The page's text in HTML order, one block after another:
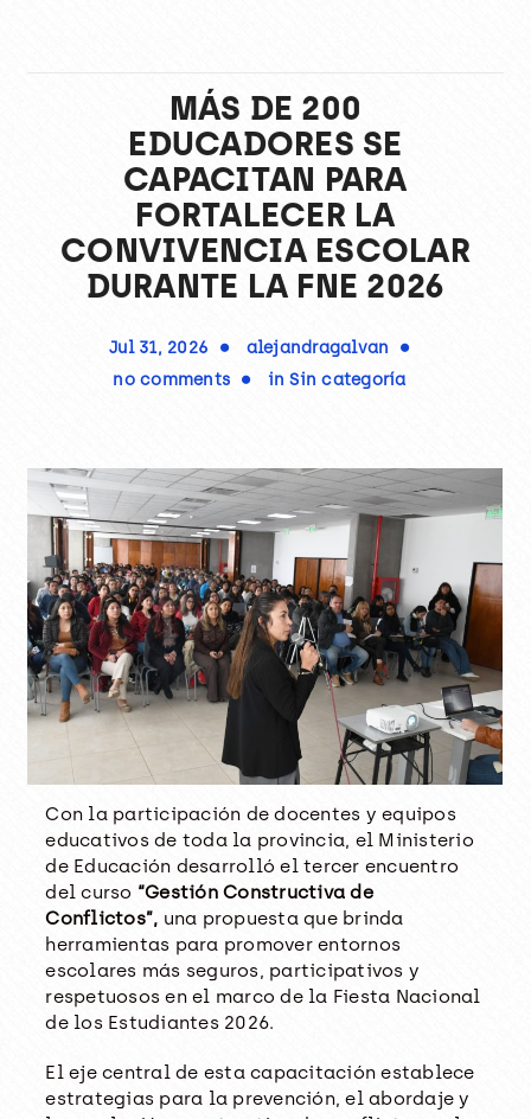
MÁS DE 200
EDUCADORES SE
CAPACITAN PARA
FORTALECER LA
CONVIVENCIA ESCOLAR
DURANTE LA FNE 2026
Jul 31, 2026
alejandragalvan
no comments
inSin categoría
Con la participación de docentes y equipos
educativos de toda la provincia, el Ministerio
de Educación desarrolló el tercer encuentro
del curso “Gestión Constructiva de
Conflictos”, una propuesta que brinda
herramientas para promover entornos
escolares más seguros, participativos y
respetuosos en el marco de la Fiesta Nacional
de los Estudiantes 2026.
El eje central de esta capacitación establece
estrategias para la prevención, el abordaje y